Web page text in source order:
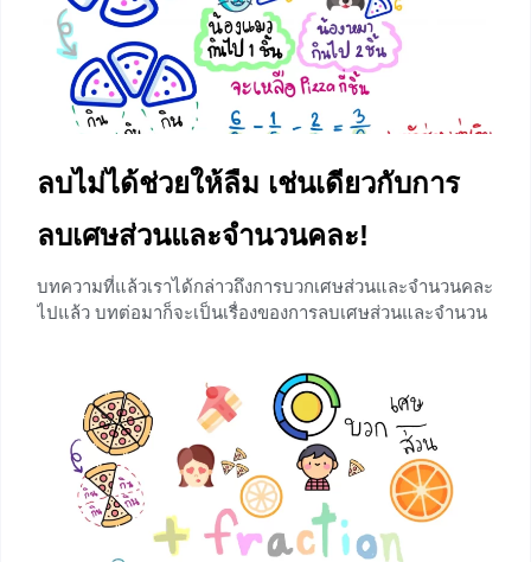
ลบไม่ได้ช่วยให้ลืม เช่นเดียวกับการ
ลบเศษส่วนและจำนวนคละ!
บทความที่แล้วเราได้กล่าวถึงการบวกเศษส่วนและจำนวนคละ
ไปแล้ว บทต่อมาก็จะเป็นเรื่องของการลบเศษส่วนและจำนวน
ถึงหลักการลบเศษส่วนและจำนวนคละอย่างละเอียดและยก
ตัวอย่างให้น้อง ๆเข้าใจอย่างเห็นภาพและสามารถนำไปปรับ
ใช้กับแบบฝึกหัดเรื่องการลบเศษส่วนและจำนวนคละได้
+7